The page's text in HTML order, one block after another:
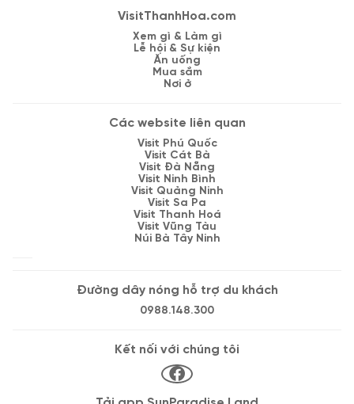
VisitThanhHoa.com
Xem gì & Làm gì
Lễ hội & Sự kiện
Ăn uống
Mua sắm
Nơi ở
Các website liên quan
Visit Phú Quốc
Visit Cát Bà
Visit Đà Nẵng
Visit Ninh Bình
Visit Quảng Ninh
Visit Sa Pa
Visit Thanh Hoá
Visit Vũng Tàu
Núi Bà Tây Ninh
Đường dây nóng hỗ trợ du khách
0988.148.300
Kết nối với chúng tôi